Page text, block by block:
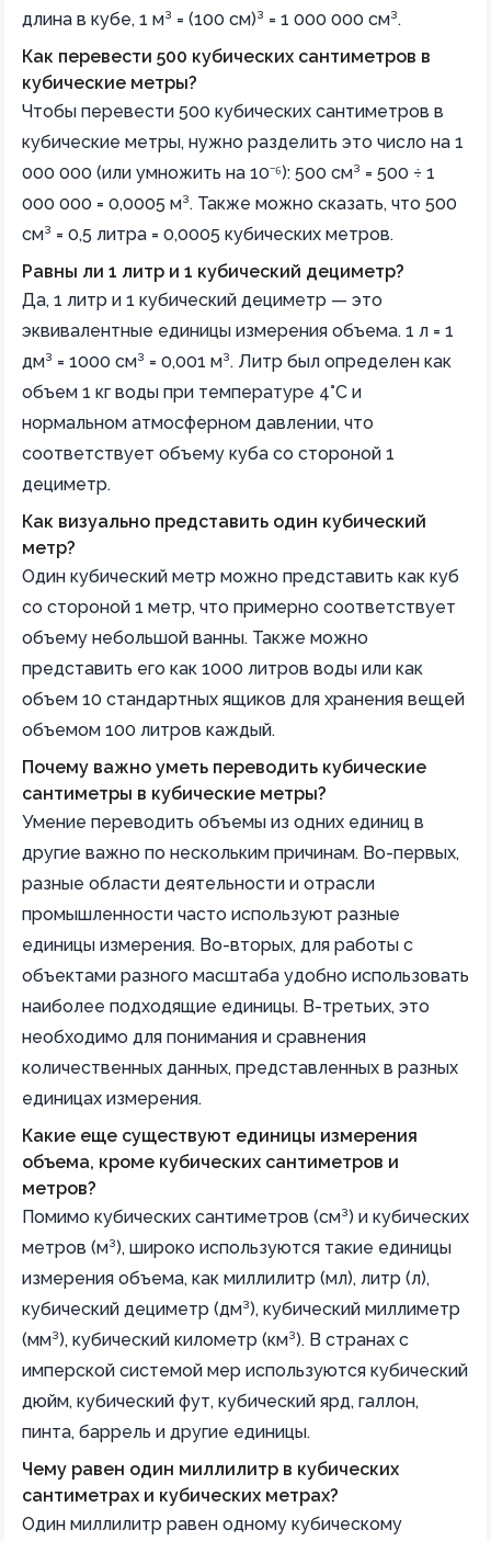
длина в кубе, 1 м³ = (100 см)³ = 1 000 000 см³.
Как перевести 500 кубических сантиметров в
кубические метры?
Чтобы перевести 500 кубических сантиметров в
кубические метры, нужно разделить это число на 1
000 000 (или умножить на 10⁻⁶): 500 см³ = 500 ÷ 1
000 000 = 0,0005 м³. Также можно сказать, что 500
см³ = 0,5 литра = 0,0005 кубических метров.
Равны ли 1 литр и 1 кубический дециметр?
Да, 1 литр и 1 кубический дециметр — это
эквивалентные единицы измерения объема. 1 л = 1
дм³ = 1000 см³ = 0,001 м³. Литр был определен как
объем 1 кг воды при температуре 4°C и
нормальном атмосферном давлении, что
соответствует объему куба со стороной 1
дециметр.
Как визуально представить один кубический
метр?
Один кубический метр можно представить как куб
со стороной 1 метр, что примерно соответствует
объему небольшой ванны. Также можно
представить его как 1000 литров воды или как
объем 10 стандартных ящиков для хранения вещей
объемом 100 литров каждый.
Почему важно уметь переводить кубические
сантиметры в кубические метры?
Умение переводить объемы из одних единиц в
другие важно по нескольким причинам. Во-первых,
разные области деятельности и отрасли
промышленности часто используют разные
единицы измерения. Во-вторых, для работы с
объектами разного масштаба удобно использовать
наиболее подходящие единицы. В-третьих, это
необходимо для понимания и сравнения
количественных данных, представленных в разных
единицах измерения.
Какие еще существуют единицы измерения
объема, кроме кубических сантиметров и
метров?
Помимо кубических сантиметров (см³) и кубических
метров (м³), широко используются такие единицы
измерения объема, как миллилитр (мл), литр (л),
кубический дециметр (дм³), кубический миллиметр
(мм³), кубический километр (км³). В странах с
имперской системой мер используются кубический
дюйм, кубический фут, кубический ярд, галлон,
пинта, баррель и другие единицы.
Чему равен один миллилитр в кубических
сантиметрах и кубических метрах?
Один миллилитр равен одному кубическому